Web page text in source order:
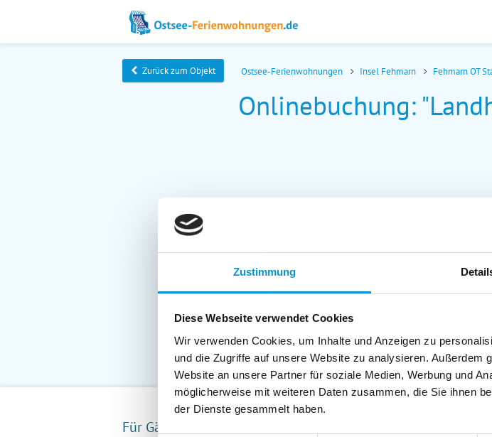
Zustimmung
Diese Webseite verwendet Cookies
Wir verwenden Cookies, um Inhalte und Anzeigen zu
und die Zugriffe auf unsere Website zu analysieren. Außerdem
Website an unsere Partner für soziale Medien, Werbung und
möglicherweise mit weiteren Daten zusammen, die Sie ihnen
der Dienste gesammelt haben.
Zurück zum Objekt Ostsee-Ferienwohnungen Insel Fehmarn Fehmarn OT
Onlinebuchung:
Für Gäste